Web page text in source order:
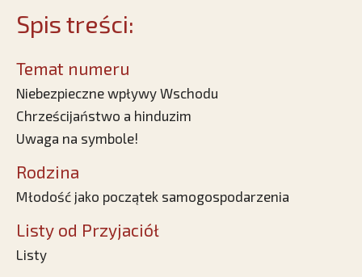
Spis treści:
Temat numeru
Niebezpieczne wpływy Wschodu
Chrześcijaństwo a hinduzim
Uwaga na symbole!
Rodzina
Młodość jako początek samogospodarzenia
Listy od Przyjaciół
Listy